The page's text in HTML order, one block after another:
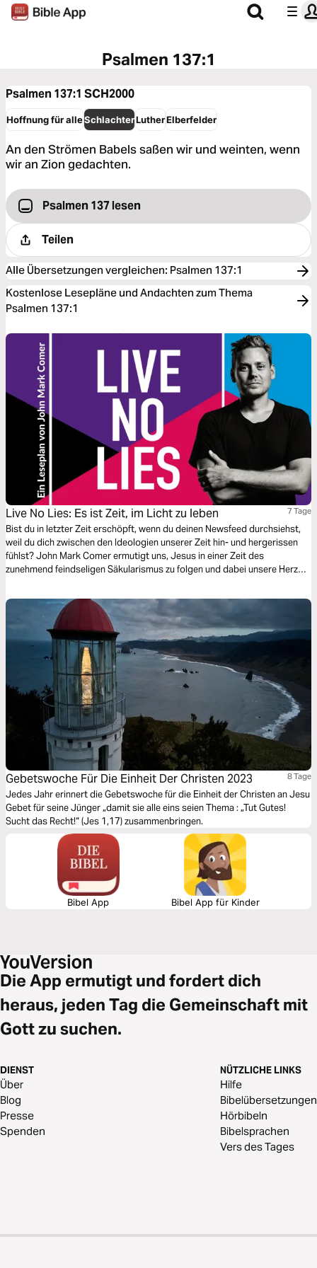
Psalmen 137:1
Psalmen 137:1 SCH2000
Hoffnung für alleSchlachterLutherElberfelder
An den Strömen Babels saßen wir und weinten, wenn
wir an Zion gedachten.
Psalmen 137 lesen
Teilen
Alle Übersetzungen vergleichen: Psalmen 137:1
Kostenlose Lesepläne und Andachten zum Thema
Psalmen 137:1
Live No Lies: Es ist Zeit, im Licht zu leben 7 Tage
Bist du in letzter Zeit erschöpft, wenn du deinen Newsfeed durchsiehst,
weil du dich zwischen den Ideologien unserer Zeit hin- und hergerissen
fühlst? John Mark Comer ermutigt uns, Jesus in einer Zeit des
zunehmend feindseligen Säkularismus zu folgen und dabei unsere Herzen
unserem Alltag beginnt damit, den inneren Konflikt zwischen den Lügen,
die wir leben, und der Wahrheit, die uns den ersehnten Frieden bringt, zu
erkennen.
Gebetswoche Für Die Einheit Der Christen 2023 8 Tage
Jedes Jahr erinnert die Gebetswoche für die Einheit der Christen an Jesu
Gebet für seine Jünger „damit sie alle eins seien Thema : „Tut Gutes!
Sucht das Recht!“ (Jes 1,17) zusammenbringen.
Bibel App Bibel App für Kinder
Die App ermutigt und fordert dich
heraus, jeden Tag die Gemeinschaft mit
Gott zu suchen.
DIENST
Über
Blog
Presse
Spenden
NÜTZLICHE LINKS
Hilfe
Bibelübersetzungen
Hörbibeln
Bibelsprachen
Vers des Tages